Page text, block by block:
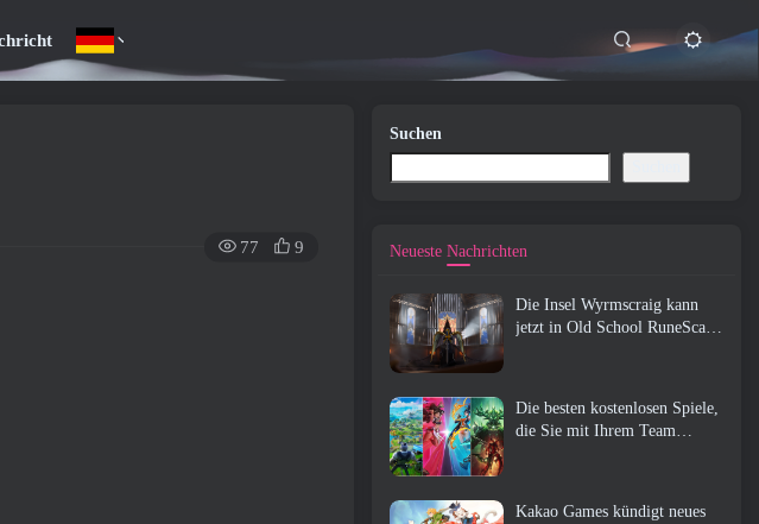
77 9
Suchen
Neueste Nachrichten
Die Insel Wyrmscraig kann
jetzt in Old School RuneScape
Die besten kostenlosen Spiele,
die Sie mit Ihrem Team
Kakao Games kündigt neues